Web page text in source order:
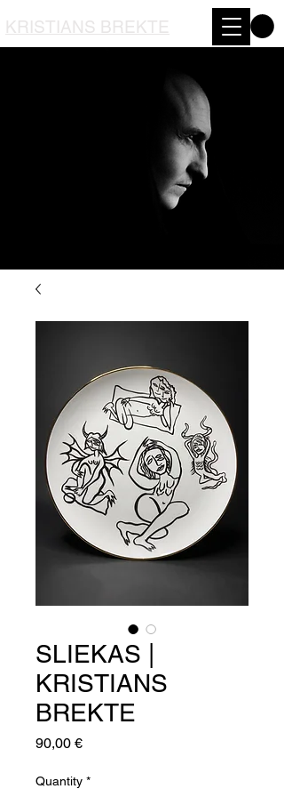
KRISTIANS BREKTE
SLIEKAS |
KRISTIANS
BREKTE
90,00 €Price
Quantity *